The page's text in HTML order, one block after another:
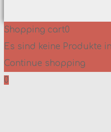
Shopping cart0
Es sind keine Produkte
Continue shopping
0